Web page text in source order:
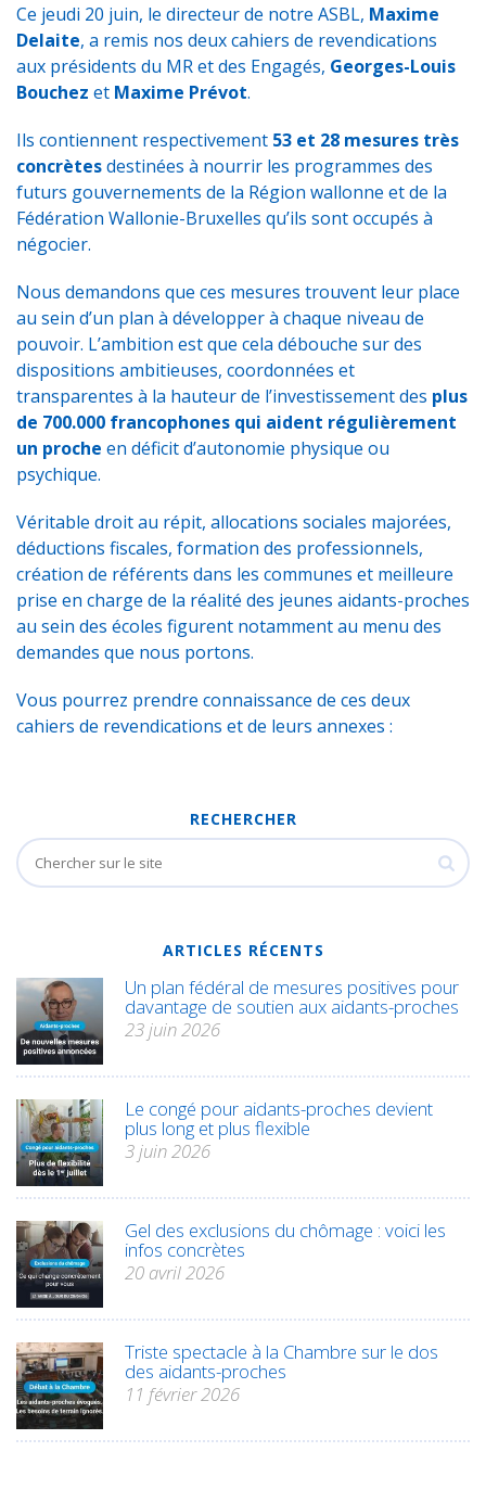
Ce jeudi 20 juin, le directeur de notre ASBL, Maxime
Delaite, a remis nos deux cahiers de revendications
aux présidents du MR et des Engagés, Georges-Louis
Bouchez et Maxime Prévot.
Ils contiennent respectivement 53 et 28 mesures très
concrètesdestinées à nourrir les programmes des
futurs gouvernements de la Région wallonne et de la
Fédération Wallonie-Bruxelles qu’ils sont occupés à
négocier.
Nous demandons que ces mesures trouvent leur place
au sein d’un plan à développer à chaque niveau de
pouvoir. L’ambition est que cela débouche sur des
dispositions ambitieuses, coordonnées et
transparentes à la hauteur de l’investissement des plus
de 700.000 francophones qui aident régulièrement
un proche en déficit d’autonomie physique ou
psychique.
Véritable droit au répit, allocations sociales majorées,
déductions fiscales, formation des professionnels,
création de référents dans les communes et meilleure
prise en charge de la réalité des jeunes aidants-proches
au sein des écoles figurent notamment au menu des
demandes que nous portons.
Vous pourrez prendre connaissance de ces deux
cahiers de revendications et de leurs annexes :
RECHERCHER
ARTICLES RÉCENTS
Un plan fédéral de mesures positives pour
davantage de soutien aux aidants-proches
23 juin 2026
Le congé pour aidants-proches devient
plus long et plus flexible
3 juin 2026
Gel des exclusions du chômage : voici les
infos concrètes
20 avril 2026
Triste spectacle à la Chambre sur le dos
des aidants-proches
11 février 2026